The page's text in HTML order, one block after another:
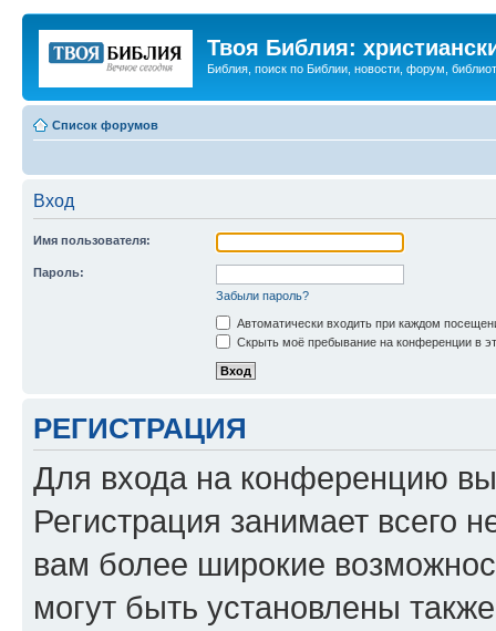
Твоя Библия:
Библия, поиск по Библии, новости, форум,
Список форумов
Вход
Имя пользователя:
Пароль:
Забыли пароль?
Автоматически входить при каждом
Скрыть моё пребывание на конференции в
РЕГИСТРАЦИЯ
Для входа на конференцию
Регистрация занимает всего
вам более широкие
могут быть установлены